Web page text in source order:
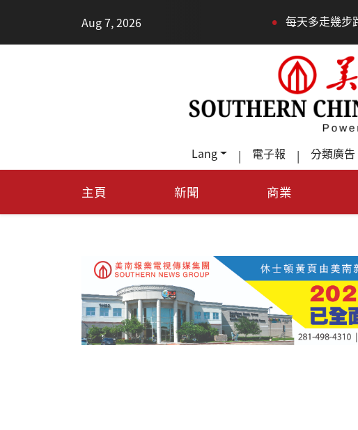
Aug 7, 2026 每天多走幾步路，老少都受益
Lang | 電子報 | 分類廣告
主頁 新聞 商業